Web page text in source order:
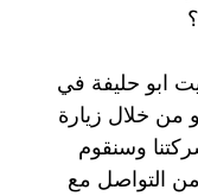
ابو حليفة في
من خلال زيارة
وسنقوم
من التواصل مع